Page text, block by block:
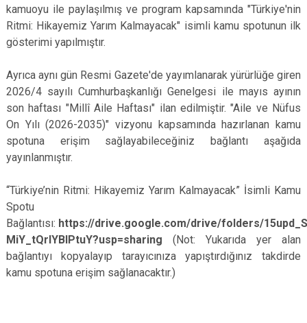
kamuoyu ile paylaşılmış ve program kapsamında "Türkiye'nin
Ritmi: Hikayemiz Yarım Kalmayacak" isimli kamu spotunun ilk
gösterimi yapılmıştır.
Ayrıca aynı gün Resmi Gazete'de yayımlanarak yürürlüğe giren
2026/4 sayılı Cumhurbaşkanlığı Genelgesi ile mayıs ayının
son haftası "Millî Aile Haftası" ilan edilmiştir. "Aile ve Nüfus
On Yılı (2026-2035)" vizyonu kapsamında hazırlanan kamu
spotuna erişim sağlayabileceğiniz bağlantı aşağıda
yayınlanmıştır.
“Türkiye’nin Ritmi: Hikayemiz Yarım Kalmayacak” İsimli Kamu
Spotu
Bağlantısı: https://drive.google.com/drive/folders/
MiY_tQrlYBIPtuY?usp=sharing (Not: Yukarıda yer alan
bağlantıyı kopyalayıp tarayıcınıza yapıştırdığınız takdirde
kamu spotuna erişim sağlanacaktır.)